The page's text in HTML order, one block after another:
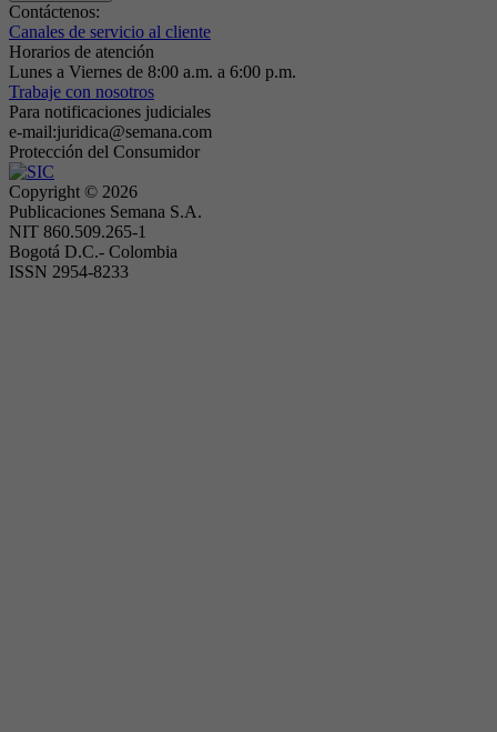
Contáctenos:
Canales de servicio al cliente
Horarios de atención
Lunes a Viernes de 8:00 a.m. a 6:00 p.m.
Trabaje con nosotros
Para notificaciones judiciales
e-mail:juridica@semana.com
Protección del Consumidor
Copyright © 2026
Publicaciones Semana S.A.
NIT 860.509.265-1
Bogotá D.C.- Colombia
ISSN 2954-8233